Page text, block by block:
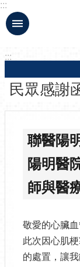
跳到主要內容區塊
:::
:::
民眾感謝
聯醫陽
陽明醫
師與醫
敬愛的心臟
此次因心肌
的處置，讓